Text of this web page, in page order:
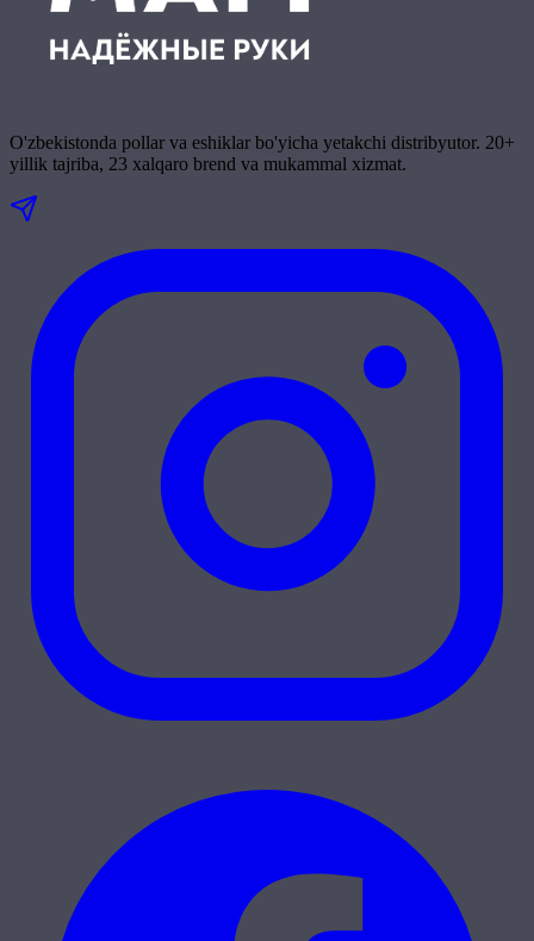
O'zbekistonda pollar va eshiklar bo'yicha yetakchi distribyutor. 20+
yillik tajriba, 23 xalqaro brend va mukammal xizmat.